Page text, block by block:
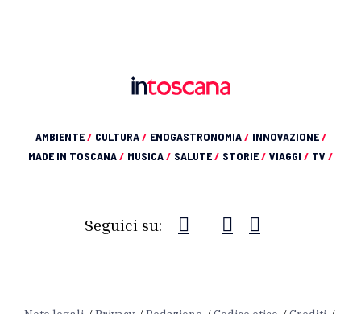
AMBIENTE/ CULTURA/ ENOGASTRONOMIA/ INNOVAZIONE/
MADE IN TOSCANA/ MUSICA/ SALUTE/ STORIE/ VIAGGI / TV /
Seguici su: